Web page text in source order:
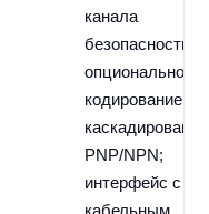
канала
безопасности;
опционально
кодирование и
PNP/NPN;
интерфейс с